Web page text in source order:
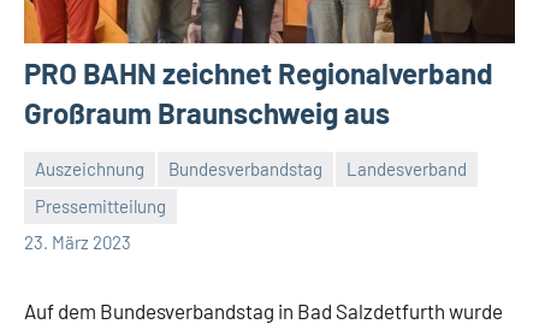
PRO BAHN zeichnet Regionalverband
Großraum Braunschweig aus
Auszeichnung Bundesverbandstag
Landesverband
Pressemitteilung
23. März 2023
Malte
Diehl
Keine
Kommentare
Auf dem Bundesverbandstag in Bad Salzdetfurth wurde